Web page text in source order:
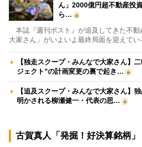
ん」2000億円超不動産投
ら…
本誌『週刊ポスト』が追及してきた不動
大家さん」がいよいよ最終局面を迎えてい
【独走スクープ・みんなで大家さん】
ジェクト”の計画変更の裏で起き…
【追及スクープ・みんなで大家さん】
明かされる柳瀬健一・代表の思…
古賀真人「発掘！好決算銘柄」